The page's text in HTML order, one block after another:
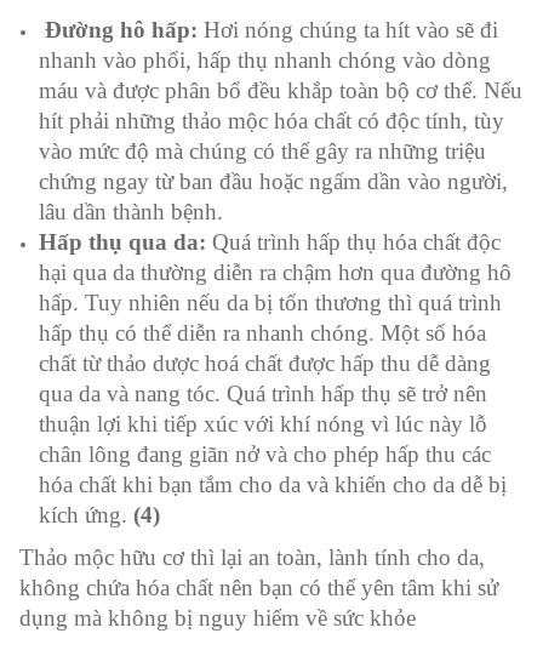
Đường hô hấp: Hơi nóng chúng ta hít vào sẽ đi
nhanh vào phổi, hấp thụ nhanh chóng vào dòng
máu và được phân bổ đều khắp toàn bộ cơ thể. Nếu
hít phải những thảo mộc hóa chất có độc tính, tùy
vào mức độ mà chúng có thể gây ra những triệu
chứng ngay từ ban đầu hoặc ngấm dần vào người,
lâu dần thành bệnh.
Hấp thụ qua da: Quá trình hấp thụ hóa chất độc
hại qua da thường diễn ra chậm hơn qua đường hô
hấp. Tuy nhiên nếu da bị tổn thương thì quá trình
hấp thụ có thể diễn ra nhanh chóng. Một số hóa
chất từ thảo dược hoá chất được hấp thu dễ dàng
qua da và nang tóc. Quá trình hấp thụ sẽ trở nên
thuận lợi khi tiếp xúc với khí nóng vì lúc này lỗ
chân lông đang giãn nở và cho phép hấp thu các
hóa chất khi bạn tắm cho da và khiến cho da dễ bị
kích ứng. (4)
Thảo mộc hữu cơ thì lại an toàn, lành tính cho da,
không chứa hóa chất nên bạn có thể yên tâm khi sử
dụng mà không bị nguy hiểm về sức khỏe